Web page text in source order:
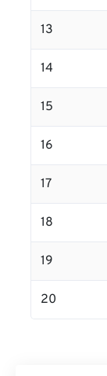
13
14
15
16
17
18
19
20